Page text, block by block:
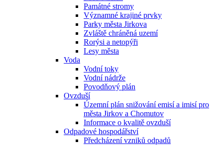
Památné stromy
Významné krajiné prvky
Parky města Jirkova
Zvláště chráněná uzemí
Rorýsi a netopýři
Lesy města
Voda
Vodní toky
Vodní nádrže
Povodňový plán
Ovzduší
Územní plán snižování emisí a imisí pro
města Jirkov a Chomutov
Informace o kvalitě ovzduší
Odpadové hospodářství
Předcházení vzniků odpadů